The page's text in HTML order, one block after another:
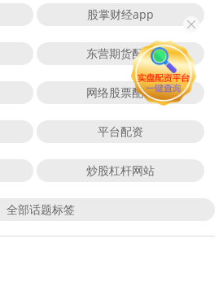
股掌财经app
东营期货配资
网络股票配资
平台配资
炒股杠杆网站
全部话题标签